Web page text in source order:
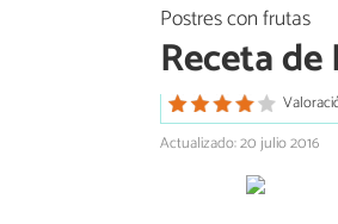
Postres con frutas
Receta
Actualizado: 20 julio 2016